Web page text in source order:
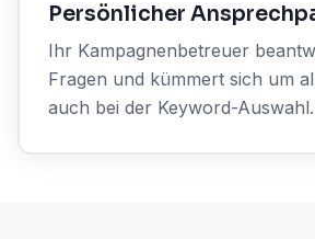
Persönlicher
Ihr Kampagnenbetreuer
Fragen und kümmert sich um
auch bei der Keyword-Auswahl.